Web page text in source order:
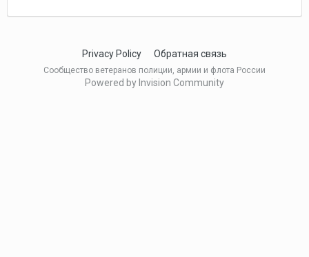
Privacy Policy Обратная связь
Сообщество ветеранов полиции, армии и флота России
Powered by Invision Community